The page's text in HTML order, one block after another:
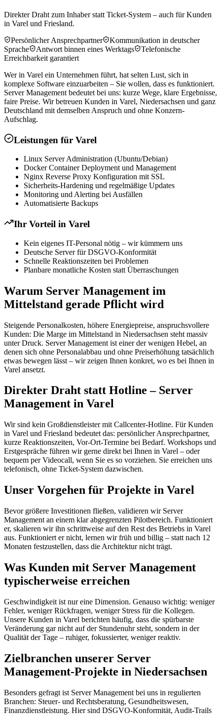
Direkter Draht zum Inhaber statt Ticket-System – auch für Kunden
in Varel und Friesland.
Persönlicher Ansprechpartner
Kommunikation in deutscher
Sprache
Antwort binnen eines Werktags
Telefonische
Erreichbarkeit garantiert
Wer in Varel ein Unternehmen führt, hat selten Lust, sich in
komplexe Software einzuarbeiten – Sie wollen, dass es funktioniert.
Server Management bedeutet bei uns: kurze Wege, klare Ergebnisse,
faire Preise. Wir betreuen Kunden in Varel, Niedersachsen und ganz
Deutschland mit demselben Anspruch und ohne Konzern-
Aufschlag.
Leistungen für Varel
Linux Server Administration (Ubuntu/Debian)
Docker Container Deployment und Management
Nginx Reverse Proxy Konfiguration mit SSL
Sicherheits-Hardening und regelmäßige Updates
Monitoring und Alerting bei Ausfällen
Automatisierte Backups
Ihr Vorteil in Varel
Kein eigenes IT-Personal nötig – wir kümmern uns
Deutsche Server für DSGVO-Konformität
Schnelle Reaktionszeiten bei Problemen
Planbare monatliche Kosten statt Überraschungen
Warum Server Management im
Mittelstand gerade Pflicht wird
Steigende Personalkosten, höhere Energiepreise, anspruchsvollere
Kunden: Die Marge im Mittelstand in Niedersachsen steht massiv
unter Druck. Server Management ist einer der wenigen Hebel, an
denen sich ohne Personalabbau und ohne Preiserhöhung tatsächlich
etwas bewegen lässt – wir zeigen Ihnen konkret, wo es bei Ihnen in
Varel ansetzt.
Direkter Draht statt Hotline – Server
Management in Varel
Wir sind kein Großdienstleister mit Callcenter-Hotline. Für Kunden
in Varel und Friesland bedeutet das: persönlicher Ansprechpartner,
kurze Reaktionszeiten, Vor-Ort-Termine bei Bedarf. Workshops und
Erstgespräche führen wir gerne direkt bei Ihnen in Varel – oder
bequem per Videocall, wenn Sie es so vorziehen. Sie erreichen uns
telefonisch, ohne Ticket-System dazwischen.
Unser Vorgehen für Projekte in Varel
Bevor größere Investitionen fließen, validieren wir Server
Management an einem klar abgegrenzten Pilotbereich. Funktioniert
er, skalieren wir ihn schrittweise auf den Rest des Betriebs in Varel
aus. Funktioniert er nicht, lernen wir früh und billig – statt nach 12
Monaten festzustellen, dass die Architektur nicht trägt.
Was Kunden mit Server Management
typischerweise erreichen
Geschwindigkeit ist nur eine Dimension. Genauso wichtig: weniger
Fehler, weniger Rückfragen, weniger Stress für die Kollegen.
Unsere Kunden in Varel berichten häufig, dass die spürbarste
Veränderung gar nicht auf der Stundenuhr steht, sondern in der
Qualität der Tage – ruhiger, fokussierter, weniger reaktiv.
Zielbranchen unserer Server
Management-Projekte in Niedersachsen
Besonders gefragt ist Server Management bei uns in regulierten
Branchen: Steuer- und Rechtsberatung, Gesundheitswesen,
Finanzdienstleistung. Hier sind DSGVO-Konformität, Audit-Trails